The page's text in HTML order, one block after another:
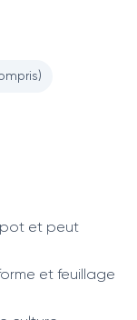
et peut
et feuillage